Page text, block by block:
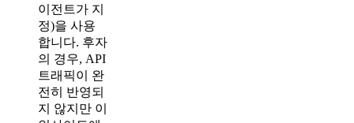
이전트가 지
정)을 사용
합니다. 후자
의 경우, API
트래픽이 완
전히 반영되
지 않지만 이